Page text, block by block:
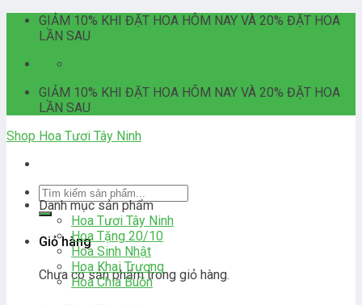
Skip
GIẢM 10% KHI ĐẶT HOA HÔM NAY VÀ 20% ĐẶT HOA
LẦN SAU
GIẢM 10% KHI ĐẶT HOA HÔM NAY VÀ 20% ĐẶT HOA
LẦN SAU
Shop Hoa Tươi Tây Ninh
Tìm
kiếm:
Giỏ hàng
Chưa có sản phẩm trong giỏ hàng.
Danh mục sản phẩm
Hoa Tươi Tây Ninh
Hoa Tặng 20/10
Hoa Sinh Nhật
Hoa Khai Trương
Hoa Chia Buồn